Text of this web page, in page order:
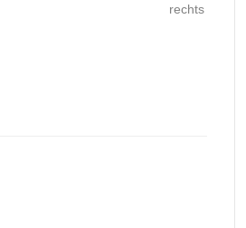
rechts